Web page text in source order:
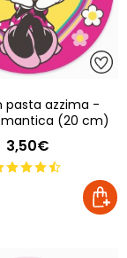
pasta azzima -
(20 cm)
3,50€